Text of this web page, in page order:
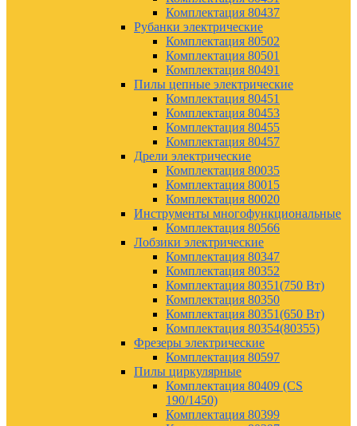
Комплектация 80437
Рубанки электрические
Комплектация 80502
Комплектация 80501
Комплектация 80491
Пилы цепные электрические
Комплектация 80451
Комплектация 80453
Комплектация 80455
Комплектация 80457
Дрели электрические
Комплектация 80035
Комплектация 80015
Комплектация 80020
Инструменты многофункциональные
Комплектация 80566
Лобзики электрические
Комплектация 80347
Комплектация 80352
Комплектация 80351(750 Вт)
Комплектация 80350
Комплектация 80351(650 Вт)
Комплектация 80354(80355)
Фрезеры электрические
Комплектация 80597
Пилы циркулярные
Комплектация 80409 (CS
190/1450)
Комплектация 80399